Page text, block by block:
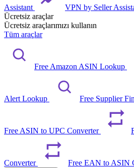
Assistant
VPN by Seller
Ücretsiz araçlar
Ücretsiz araçlarımızı kullanın
Tüm araçlar
Free Amazon ASIN Lookup
Alert Lookup Free Supplier
Free ASIN to UPC Converter
Converter Free EAN to ASIN